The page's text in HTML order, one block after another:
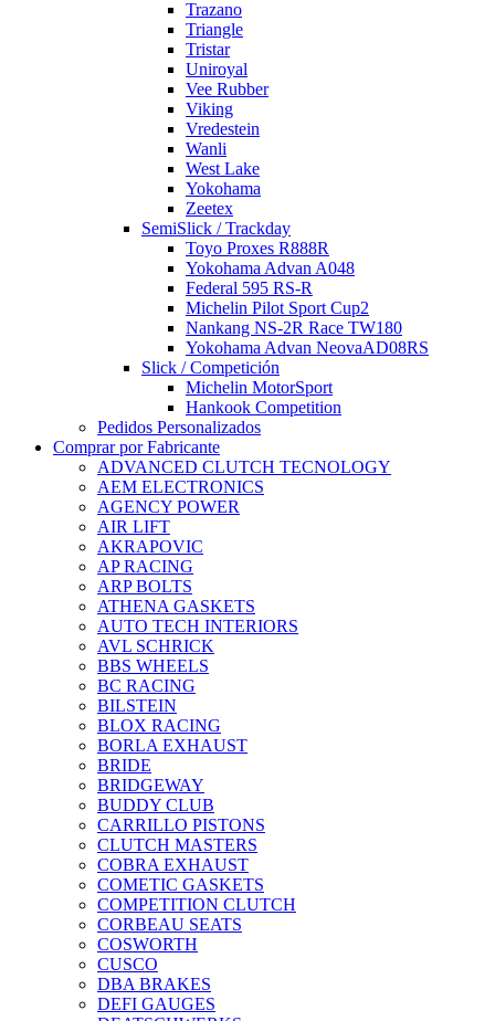
Trazano
Triangle
Tristar
Uniroyal
Vee Rubber
Viking
Vredestein
Wanli
West Lake
Yokohama
Zeetex
SemiSlick / Trackday
Toyo Proxes R888R
Yokohama Advan A048
Federal 595 RS-R
Michelin Pilot Sport Cup2
Nankang NS-2R Race TW180
Yokohama Advan NeovaAD08RS
Slick / Competición
Michelin MotorSport
Hankook Competition
Pedidos Personalizados
Comprar por Fabricante
ADVANCED CLUTCH TECNOLOGY
AEM ELECTRONICS
AGENCY POWER
AIR LIFT
AKRAPOVIC
AP RACING
ARP BOLTS
ATHENA GASKETS
AUTO TECH INTERIORS
AVL SCHRICK
BBS WHEELS
BC RACING
BILSTEIN
BLOX RACING
BORLA EXHAUST
BRIDE
BRIDGEWAY
BUDDY CLUB
CARRILLO PISTONS
CLUTCH MASTERS
COBRA EXHAUST
COMETIC GASKETS
COMPETITION CLUTCH
CORBEAU SEATS
COSWORTH
CUSCO
DBA BRAKES
DEFI GAUGES